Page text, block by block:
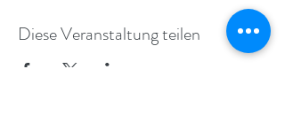
Diese Veranstaltung teilen